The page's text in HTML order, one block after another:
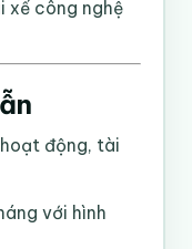
xế công nghệ
động, tài
với hình